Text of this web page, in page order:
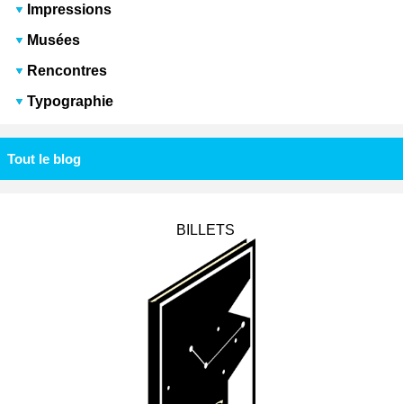
Impressions
Musées
Rencontres
Typographie
Tout le blog
BILLETS